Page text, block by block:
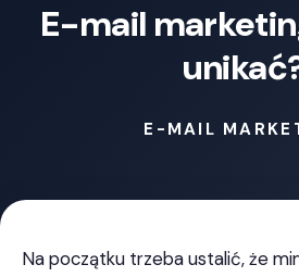
E-mail
E-MAIL
Na początku trzeba ustalić, że